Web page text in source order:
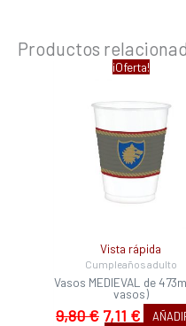
Productos
¡Oferta!
Vista rápida
Cumpleaños adulto
Vasos MEDIEVAL de
vasos)
9,80€
El
original
era:
9,80 €.
7,11 €
El
actual
es:
7,11 €.